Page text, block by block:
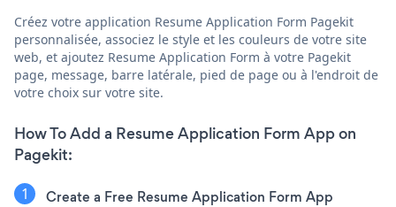
Créez votre application Resume Application Form Pagekit
personnalisée, associez le style et les couleurs de votre site
web, et ajoutez Resume Application Form à votre Pagekit
page, message, barre latérale, pied de page ou à l'endroit de
votre choix sur votre site.
How To Add a Resume Application Form App on
Pagekit:
Create a Free Resume Application Form App